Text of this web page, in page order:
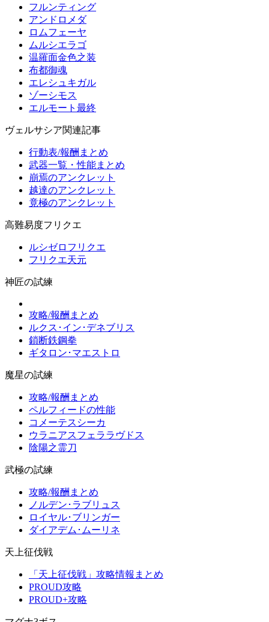
フルンティング
アンドロメダ
ロムフェーヤ
ムルシエラゴ
温羅面金色之装
布都御魂
エレシュキガル
ゾーシモス
エルモート最終
ヴェルサシア関連記事
行動表/報酬まとめ
武器一覧・性能まとめ
崩焉のアンクレット
越達のアンクレット
竟極のアンクレット
高難易度フリクエ
ルシゼロフリクエ
フリクエ天元
神匠の試練
攻略/報酬まとめ
ルクス･イン･デネブリス
鎖断鉄鋼拳
ギタロン･マエストロ
魔星の試練
攻略/報酬まとめ
ペルフィードの性能
コメーテスシーカ
ウラニアスフェララヴドス
陰陽之霊刀
武極の試練
攻略/報酬まとめ
ノルデン･ラブリュス
ロイヤル･ブリンガー
ダイアデム･ムーリネ
天上征伐戦
「天上征伐戦」攻略情報まとめ
PROUD攻略
PROUD+攻略